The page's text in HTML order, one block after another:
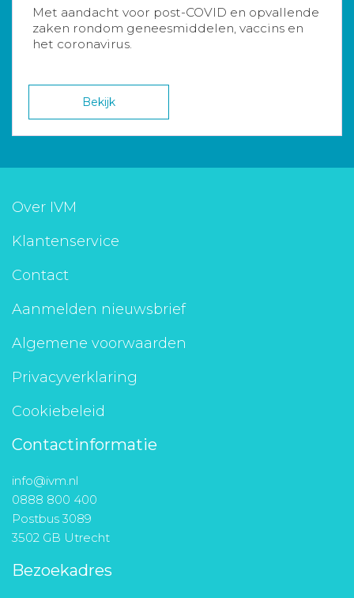
Met aandacht voor post-COVID en opvallende
zaken rondom geneesmiddelen, vaccins en
het coronavirus.
Bekijk
Over IVM
Klantenservice
Contact
Aanmelden nieuwsbrief
Algemene voorwaarden
Privacyverklaring
Cookiebeleid
Contactinformatie
info@ivm.nl
0888 800 400
Postbus 3089
3502 GB Utrecht
Bezoekadres